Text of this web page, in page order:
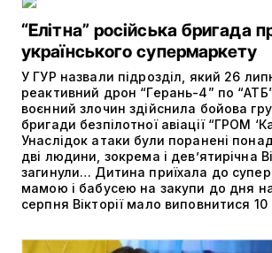
“Елітна” російська бригада
українського супермаркету
У ГУР назвали підрозділ, який 26
реактивний дрон “Герань-4” по “АТБ”
воєнний злочин здійснила бойова
бригади безпілотної авіації “ГРОМ
Унаслідок атаки були поранені
дві людини, зокрема і дев’ятирічна
загинули… Дитина приїхала до
мамою і бабусею на закупи до дня
серпня Вікторії мало виповнитися 10